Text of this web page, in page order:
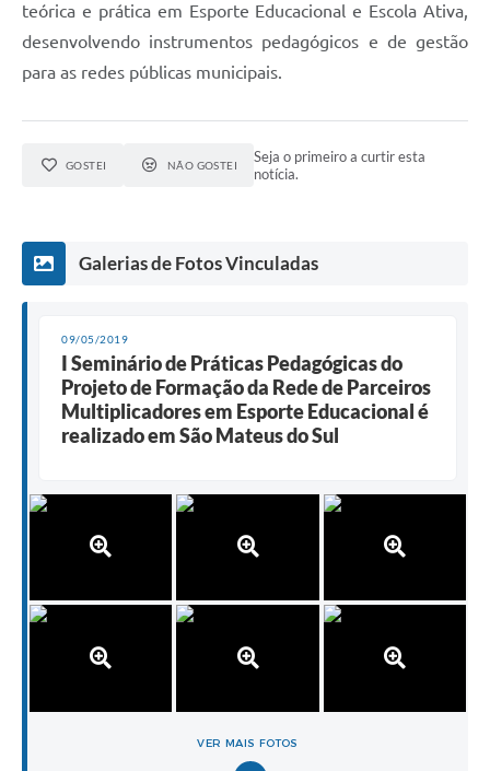
teórica e prática em Esporte Educacional e Escola Ativa,
desenvolvendo instrumentos pedagógicos e de gestão
para as redes públicas municipais.
GOSTEI NÃO GOSTEI
Seja o primeiro a curtir esta
notícia.
Galerias de Fotos Vinculadas
09/05/2019
I Seminário de Práticas Pedagógicas do
Projeto de Formação da Rede de Parceiros
Multiplicadores em Esporte Educacional é
realizado em São Mateus do Sul
VER MAIS FOTOS